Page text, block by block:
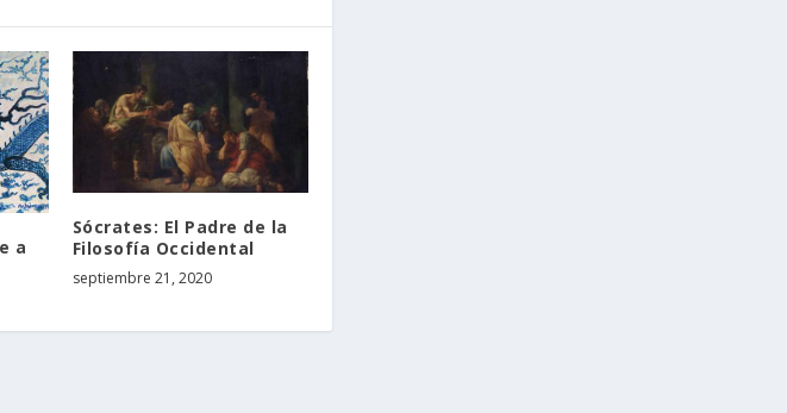
a
Sócrates: El Padre de la
Filosofía Occidental
septiembre 21, 2020